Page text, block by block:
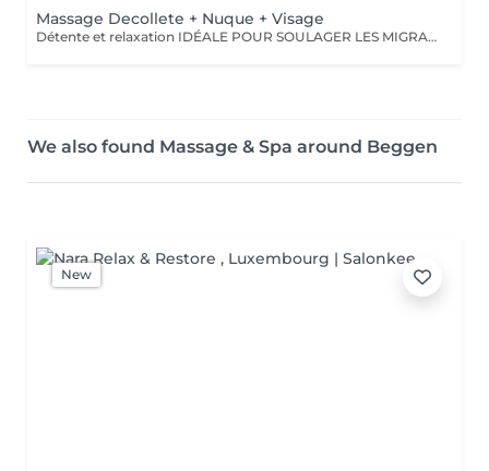
Massage Decollete + Nuque + Visage
Détente et relaxation IDÉALE POUR SOULAGER LES MIGRAINES
We also found Massage & Spa around Beggen
New